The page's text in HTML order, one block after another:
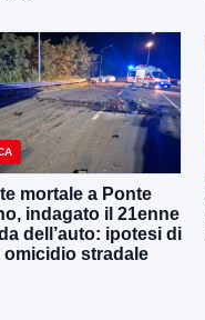
mortale a Ponte
indagato il 21enne
dell’auto: ipotesi di
stradale